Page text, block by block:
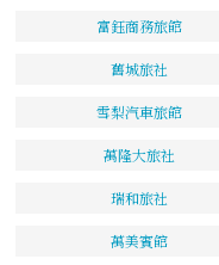
富鈺商務旅館
舊城旅社
雪梨汽車旅館
萬隆大旅社
瑞和旅社
萬美賓館